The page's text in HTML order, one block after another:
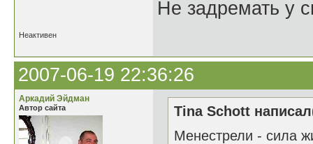
Не задремать у
Неактивен
2007-06-19 22:36:26
Аркадий Эйдман
Автор сайта
Tina Schott
Менестрели - сила